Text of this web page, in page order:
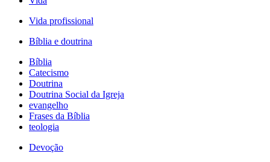
Vida profissional
Bíblia e doutrina
Bíblia
Catecismo
Doutrina
Doutrina Social da Igreja
evangelho
Frases da Bíblia
teologia
Devoção